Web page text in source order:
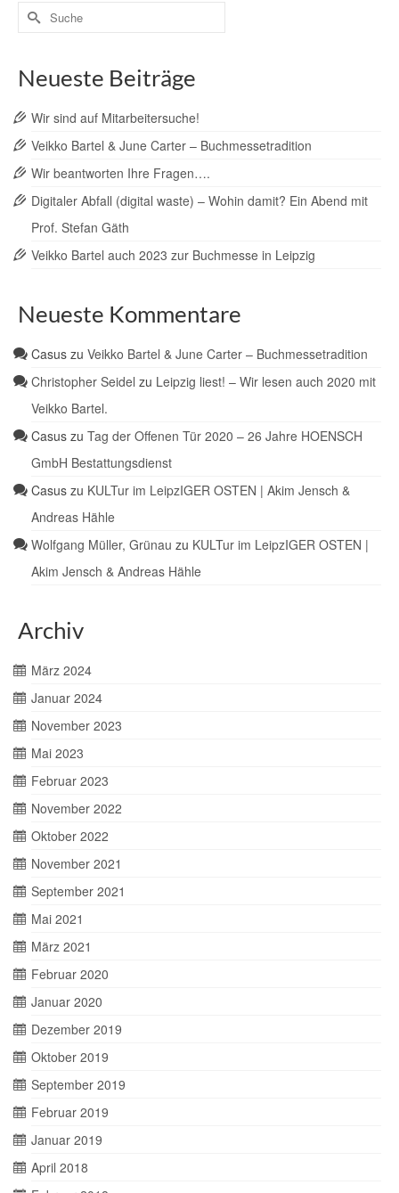
Suche
nach:
Neueste Beiträge
Wir sind auf Mitarbeitersuche!
Veikko Bartel & June Carter – Buchmessetradition
Wir beantworten Ihre Fragen….
Digitaler Abfall (digital waste) – Wohin damit? Ein Abend mit
Prof. Stefan Gäth
Veikko Bartel auch 2023 zur Buchmesse in Leipzig
Neueste Kommentare
Casus zu Veikko Bartel & June Carter – Buchmessetradition
Christopher Seidel zu Leipzig liest! – Wir lesen auch 2020 mit
Veikko Bartel.
Casus zu Tag der Offenen Tür 2020 – 26 Jahre HOENSCH
GmbH Bestattungsdienst
Casus zu KULTur im LeipzIGER OSTEN | Akim Jensch &
Andreas Hähle
Wolfgang Müller, Grünau zu KULTur im LeipzIGER OSTEN |
Akim Jensch & Andreas Hähle
Archiv
März 2024
Januar 2024
November 2023
Mai 2023
Februar 2023
November 2022
Oktober 2022
November 2021
September 2021
Mai 2021
März 2021
Februar 2020
Januar 2020
Dezember 2019
Oktober 2019
September 2019
Februar 2019
Januar 2019
April 2018